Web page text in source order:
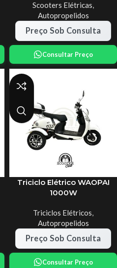
Scooters Elétricas,
Autopropelidos
Preço Sob Consulta
Consultar Preço
Triciclo Elétrico WAOPAI
1000W
Triciclos Elétricos,
Autopropelidos
Preço Sob Consulta
Consultar Preço